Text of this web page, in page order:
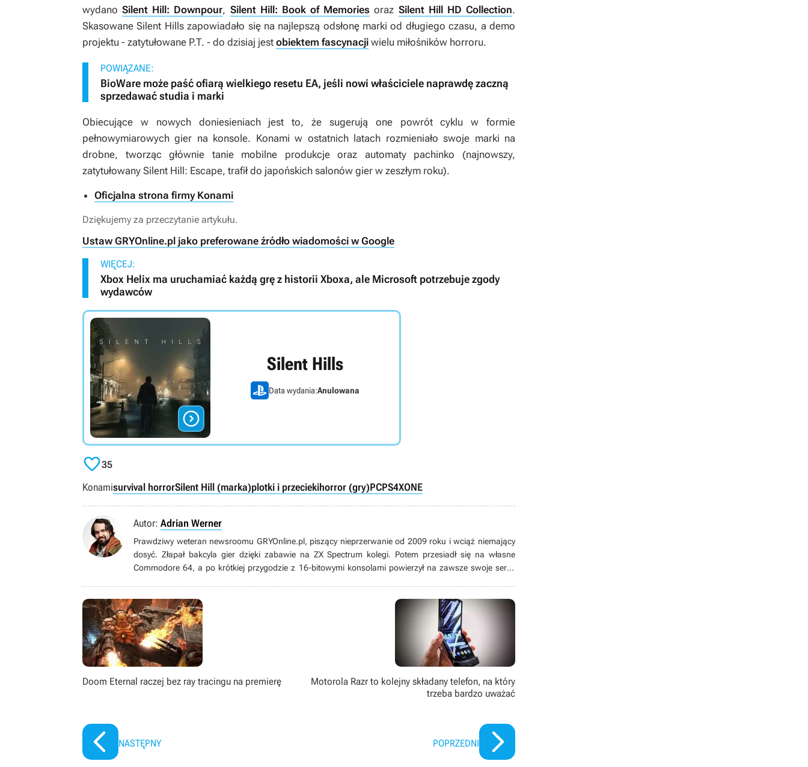
wydanoSilent Hill: Downpour, Silent Hill: Book of Memories oraz Silent Hill HD Collection.
SkasowaneSilent Hillszapowiadało się na najlepszą odsłonę marki od długiego czasu, a demo
projektu - zatytułowane P.T. - do dzisiaj jest obiektem fascynacji wielu miłośników horroru.
POWIĄZANE:
BioWare może paść ofiarą wielkiego resetu EA, jeśli nowi właściciele naprawdę zaczną
sprzedawać studia i marki
Obiecujące w nowych doniesieniach jest to, że sugerują one powrót cyklu w formie
pełnowymiarowych gier na konsole. Konami w ostatnich latach rozmieniało swoje marki na
drobne, tworząc głównie tanie mobilne produkcje oraz automaty pachinko (najnowszy,
zatytułowany Silent Hill: Escape, trafił do japońskich salonów gier w zeszłym roku).
Oficjalna strona firmy Konami
Dziękujemy za przeczytanie artykułu.
Ustaw GRYOnline.pl jako preferowane źródło wiadomości w Google
WIĘCEJ:
Xbox Helix ma uruchamiać każdą grę z historii Xboxa, ale Microsoft potrzebuje zgody
wydawców

Silent Hills
Data wydania:Anulowana
35
Konamisurvival horrorSilent Hill (marka)plotki i przeciekihorror (gry)PCPS4XONE
Autor: Adrian Werner
Prawdziwy weteran newsroomu GRYOnline.pl, piszący nieprzerwanie od 2009 roku i wciąż niemający
dosyć. Złapał bakcyla gier dzięki zabawie na ZX Spectrum kolegi. Potem przesiadł się na własne
Commodore 64, a po krótkiej przygodzie z 16-bitowymi konsolami powierzył na zawsze swoje serce
książek, seriali, filmów i komiksów.
Doom Eternal raczej bez ray tracingu na premierę
NASTĘPNY
Motorola Razr to kolejny składany telefon, na który
trzeba bardzo uważać
POPRZEDNI